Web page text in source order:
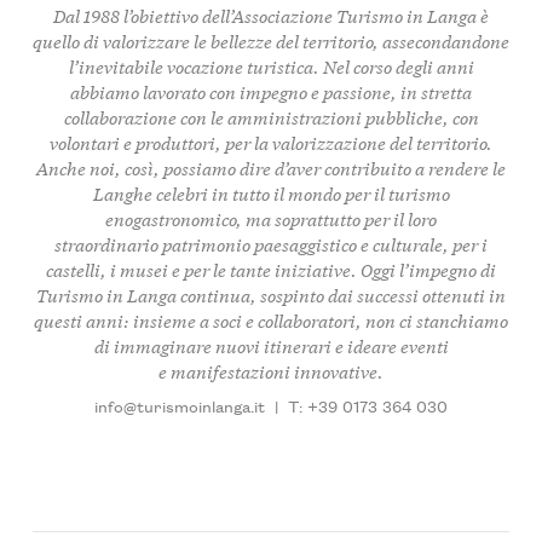
Dal 1988 l’obiettivo dell’Associazione Turismo in Langa è
quello divalorizzare le bellezze del territorio, assecondandone
l’inevitabile vocazione turistica. Nel corso degli anni
abbiamo lavorato con impegno e passione, in stretta
collaborazione con le amministrazioni pubbliche, con
volontari e produttori, per la valorizzazione del territorio.
Anche noi, così, possiamo dire d’aver contribuito a rendere le
Langhe celebri in tutto il mondo per il turismo
enogastronomico, ma soprattutto per il loro
straordinariopatrimonio paesaggistico e culturale, per i
castelli, i museie per le tante iniziative. Oggi l’impegno di
Turismo in Langa continua, sospinto dai successi ottenuti in
questi anni: insieme a soci e collaboratori, non ci stanchiamo
di immaginare nuovi itinerari e ideare eventi
e manifestazioni innovative.
info@turismoinlanga.it | T: +39 0173 364 030